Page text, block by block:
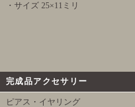
・サイズ 25×11ミリ
完成品アクセサリー
ピアス・イヤリング